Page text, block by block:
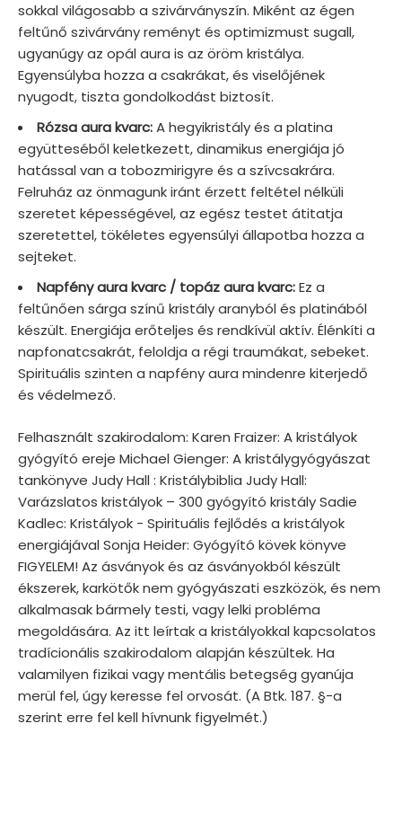
sokkal világosabb a szivárványszín. Miként az égen
feltűnő szivárvány reményt és optimizmust sugall,
ugyanúgy az opál aura is az öröm kristálya.
Egyensúlyba hozza a csakrákat, és viselőjének
nyugodt, tiszta gondolkodást biztosít.
Rózsa aura kvarc:A hegyikristály és a platina
együtteséből keletkezett, dinamikus energiája jó
hatással van a tobozmirigyre és a szívcsakrára.
Felruház az önmagunk iránt érzett feltétel nélküli
szeretet képességével, az egész testet átitatja
szeretettel, tökéletes egyensúlyi állapotba hozza a
sejteket.
Napfény aura kvarc / topáz aura kvarc:Ez a
feltűnően sárga színű kristály aranyból és platinából
készült. Energiája erőteljes és rendkívül aktív. Élénkíti a
napfonatcsakrát, feloldja a régi traumákat, sebeket.
Spirituális szinten a napfény aura mindenre kiterjedő
és védelmező.
Felhasznált szakirodalom: Karen Fraizer: A kristályok
gyógyító ereje Michael Gienger: A kristálygyógyászat
tankönyve Judy Hall : Kristálybiblia Judy Hall:
Varázslatos kristályok – 300 gyógyító kristály Sadie
Kadlec: Kristályok - Spirituális fejlődés a kristályok
energiájával Sonja Heider: Gyógyító kövek könyve
FIGYELEM! Az ásványok és az ásványokból készült
ékszerek, karkötők nem gyógyászati eszközök, és nem
alkalmasak bármely testi, vagy lelki probléma
megoldására. Az itt leírtak a kristályokkal kapcsolatos
tradícionális szakirodalom alapján készültek. Ha
valamilyen fizikai vagy mentális betegség gyanúja
merül fel, úgy keresse fel orvosát. (A Btk. 187. §-a
szerint erre fel kell hívnunk figyelmét.)